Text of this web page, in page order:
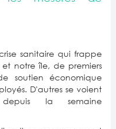
sanitaire qui frappe
notre île, de premiers
soutien économique
D'autres se voient
depuis la semaine